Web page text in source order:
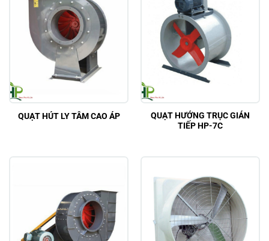
QUẠT HÚT LY TÂM CAO ÁP
QUẠT HƯỚNG TRỤC GIÁN
TIẾP HP-7C